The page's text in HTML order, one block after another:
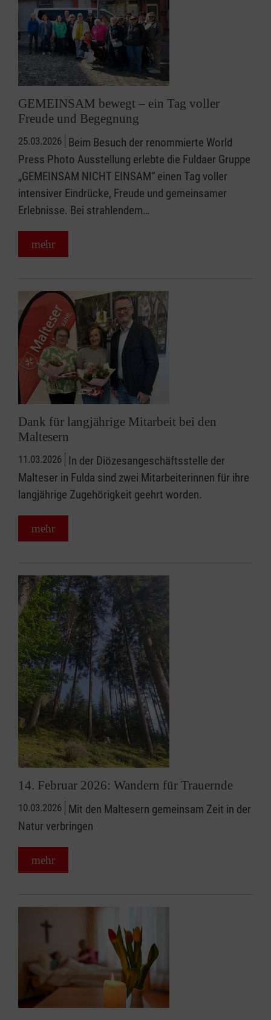
GEMEINSAM bewegt – ein Tag voller
Freude und Begegnung
25.03.2026 Beim Besuch der renommierte World
Press Photo Ausstellung erlebte die Fuldaer Gruppe
„GEMEINSAM NICHT EINSAM“ einen Tag voller
intensiver Eindrücke, Freude und gemeinsamer
Erlebnisse. Bei strahlendem…
mehr
Dank für langjährige Mitarbeit bei den
Maltesern
11.03.2026 In der Diözesangeschäftsstelle der
Malteser in Fulda sind zwei Mitarbeiterinnen für ihre
langjährige Zugehörigkeit geehrt worden.
mehr
14. Februar 2026: Wandern für Trauernde
10.03.2026 Mit den Maltesern gemeinsam Zeit in der
Natur verbringen
mehr